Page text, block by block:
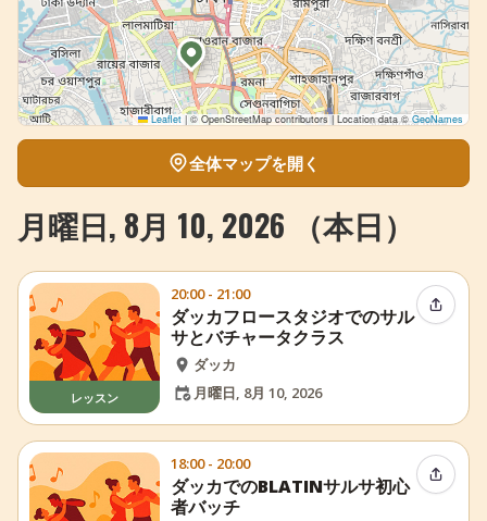
Leaflet |© OpenStreetMap contributors | Location data ©GeoNames
全体マップを開く
月曜日, 8月 10, 2026 （本日）
レッスン
20:00 - 21:00
ダッカフロースタジオでのサル
サとバチャータクラス
ダッカ
月曜日, 8月 10, 2026
イベン
18:00 - 20:00
ダッカでのBLATINサルサ初心
者バッチ
イベン